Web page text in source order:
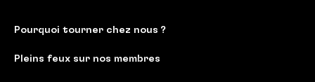
Pourquoi tourner chez nous ?
Pleins feux sur nos membres